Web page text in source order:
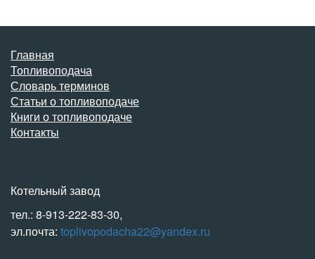
Главная
Топливоподача
Словарь терминов
Статьи о топливоподаче
Книги о топливоподаче
Контакты
Котельный завод
тел.: 8-913-222-83-30,
эл.почта: toplivopodacha22@yandex.ru